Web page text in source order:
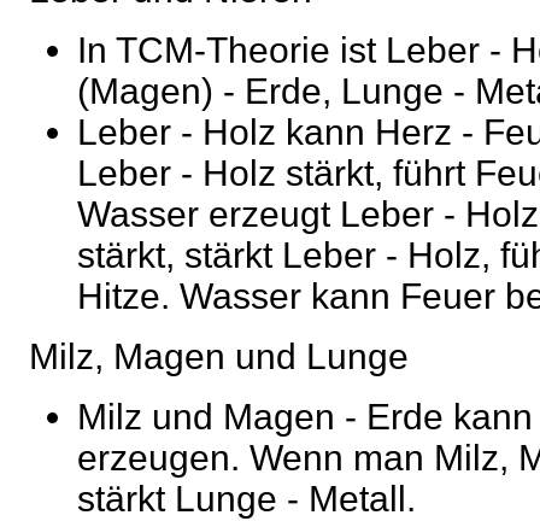
In TCM-Theorie ist Leber -
(Magen) - Erde, Lunge -
Leber - Holz kann Herz -
Leber - Holz stärkt, führt
Wasser erzeugt Leber -
stärkt, stärkt Leber - Holz,
Hitze. Wasser kann Feuer
Milz, Magen und Lunge
Milz und Magen - Erde
erzeugen. Wenn man Milz,
stärkt Lunge - Metall.